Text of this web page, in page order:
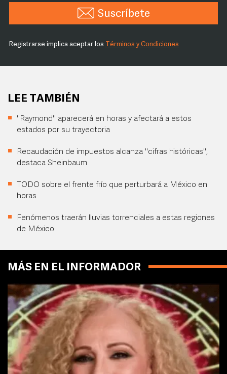
Suscríbete
Registrarse implica aceptar los Términos y Condiciones
LEE TAMBIÉN
"Raymond" aparecerá en horas y afectará a estos
estados por su trayectoria
Recaudación de impuestos alcanza "cifras históricas",
destaca Sheinbaum
TODO sobre el frente frío que perturbará a México en
horas
Fenómenos traerán lluvias torrenciales a estas regiones
de México
MÁS EN EL INFORMADOR